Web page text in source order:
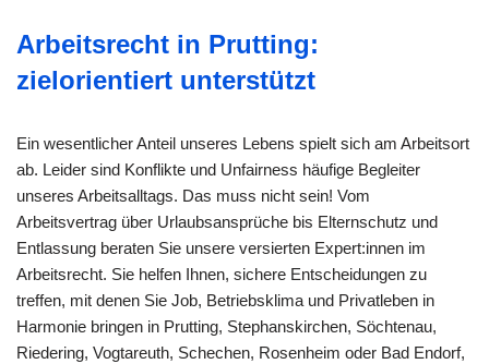
Arbeitsrecht in Prutting:
zielorientiert unterstützt
Ein wesentlicher Anteil unseres Lebens spielt sich am Arbeitsort
ab. Leider sind Konflikte und Unfairness häufige Begleiter
unseres Arbeitsalltags. Das muss nicht sein! Vom
Arbeitsvertrag über Urlaubsansprüche bis Elternschutz und
Entlassung beraten Sie unsere versierten Expert:innen im
Arbeitsrecht. Sie helfen Ihnen, sichere Entscheidungen zu
treffen, mit denen Sie Job, Betriebsklima und Privatleben in
Harmonie bringen in Prutting, Stephanskirchen, Söchtenau,
Riedering, Vogtareuth, Schechen, Rosenheim oder Bad Endorf,